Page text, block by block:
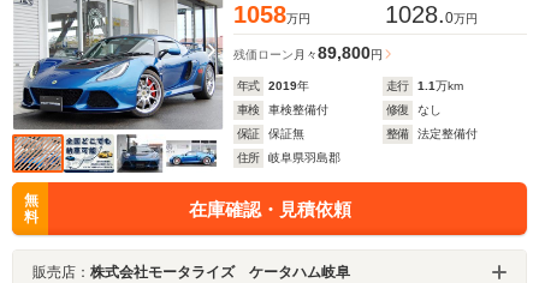
1058万円 1028.0万円
残価ローン 月々89,800円
年式 2019年 走行 1.1万km
車検
車検整備付 修復
なし
保証
保証無 整備
法定整備付
住所
岐阜県羽島郡
無
料
在庫確認・見積依頼
販売店： 株式会社モータライズ ケータハム岐阜